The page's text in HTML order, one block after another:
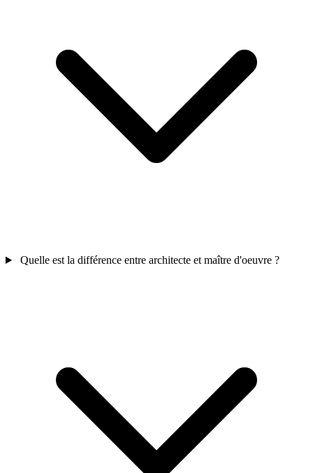
Quelle est la différence entre architecte et maître d'oeuvre ?